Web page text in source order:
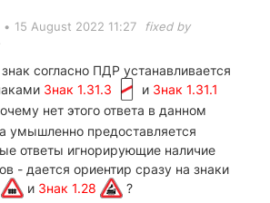
• 15 August 2022 11:27
fixed by
знак согласно ПДР устанавливается
Знак 1.31.3 и Знак 1.31.1
нет этого ответа в данном
умышленно предоставляется
ответы игнорирующие наличие
- дается ориентир сразу на знаки
и Знак 1.28 ?